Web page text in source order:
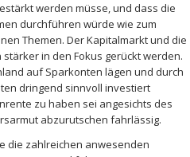
werden müsse, und dass die
durchführen würde wie zum
Themen. Der Kapitalmarkt und die
in den Fokus gerückt werden.
auf Sparkonten lägen und durch
dringend sinnvoll investiert
zu haben sei angesichts des
abzurutschen fahrlässig.
die zahlreichen anwesenden